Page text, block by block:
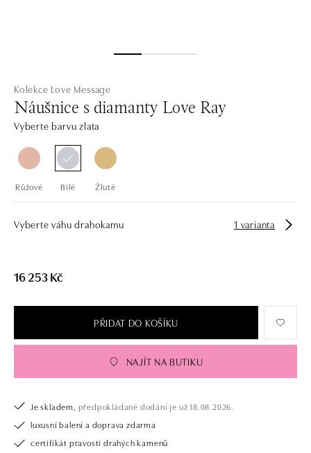
Kolekce Love Message
Náušnice s diamanty Love Ray
Vyberte barvu zlata
Růžové Bílé Žluté
Vyberte váhu drahokamu 1 varianta
16 253 Kč
PŘIDAT DO KOŠÍKU
NAJÍT NA BUTIKU
Je skladem, předpokládané dodání je už 18.08.2026.
luxusní balení a doprava zdarma
certifikát pravosti drahých kamenů